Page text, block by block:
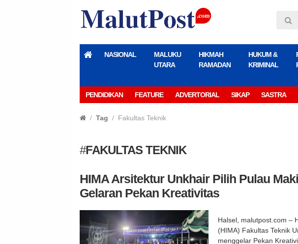
NASIONAL
MALUKU
UTARA
HIKMAH
RAMADAN
HUKUM &
KRIMINAL
PENDIDIKAN FEATURE ADVERTORIAL SIKAP SASTRA
Tag Fakultas Teknik
#FAKULTAS TEKNIK
HIMA Arsitektur Unkhair Pilih Pulau
Gelaran Pekan Kreativitas
Halsel, malutpost.com –
(HIMA) Fakultas Teknik
menggelar Pekan